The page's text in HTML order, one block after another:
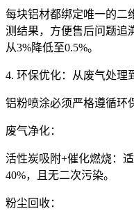
每块铝材都绑定唯一的二
测结果，方便售后问题追
从3%降低至0.5%。
4. 环保优化：从废气处理
铝粉喷涂必须严格遵循环
废气净化：
活性炭吸附+催化燃烧：
40%，且无二次污染。
粉尘回收：